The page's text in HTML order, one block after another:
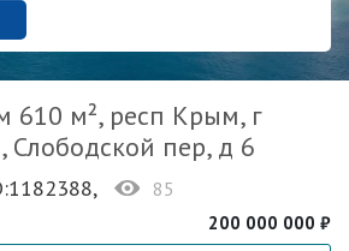
610 м², респ Крым, г
Слободской пер, д 6
85
200 000 000 ₽